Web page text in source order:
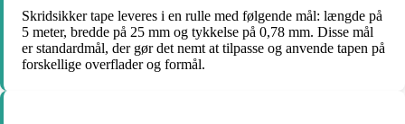
Skridsikker tape leveres i en rulle med følgende mål: længde på
5 meter, bredde på 25 mm og tykkelse på 0,78 mm. Disse mål
er standardmål, der gør det nemt at tilpasse og anvende tapen på
forskellige overflader og formål.